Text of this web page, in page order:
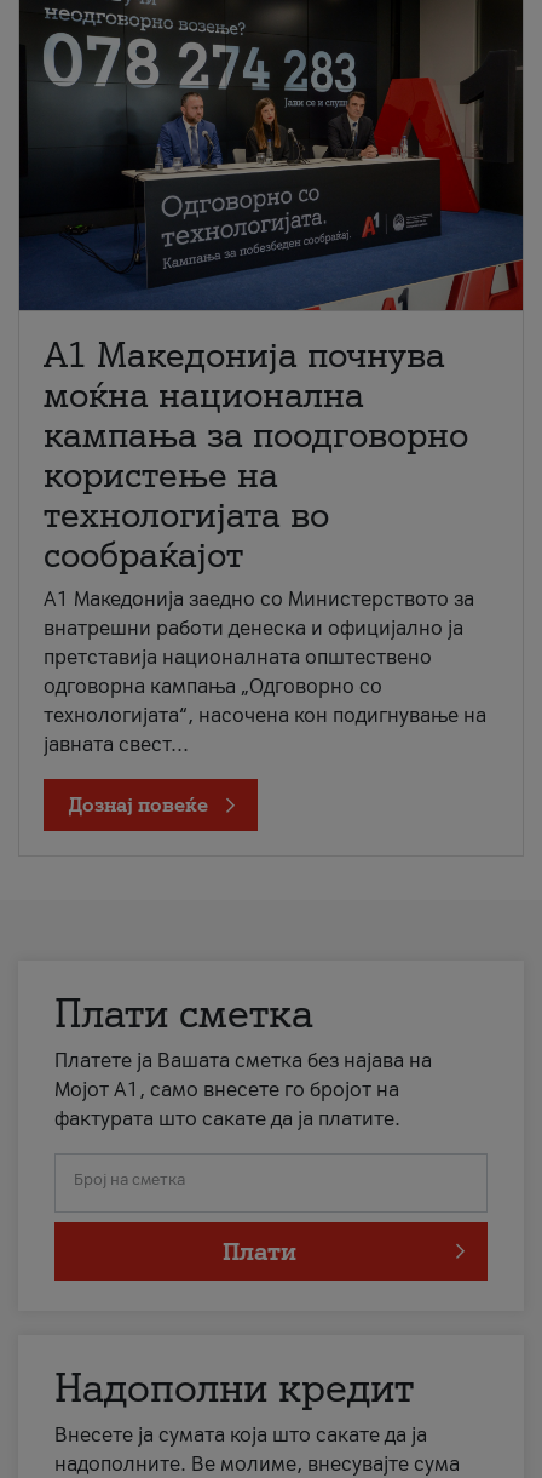
A1 Македонија почнува
моќна национална
кампања за поодговорно
користење на
технологијата во
сообраќајот
A1 Македонија заедно со Министерството за
внатрешни работи денеска и официјално ја
претставија националната општествено
одговорна кампања „Одговорно со
технологијата“, насочена кон подигнување на
јавната свест...
Дознај повеќе
Плати сметка
Платете ја Вашата сметка без најава на
Мојот А1, само внесете го бројот на
фактурата што сакате да ја платите.
Број на сметка
Плати
Надополни кредит
Внесете ја сумата која што сакате да ја
надополните. Ве молиме, внесувајте сума